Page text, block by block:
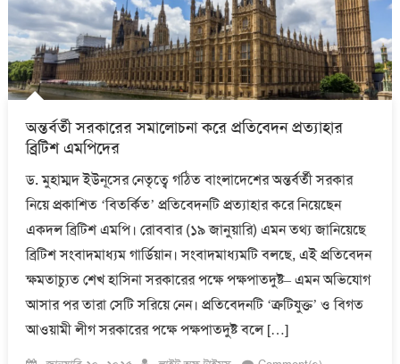
অন্তর্বর্তী সরকারের সমালোচনা করে প্রতিবেদন প্রত্যাহার
ব্রিটিশ এমপিদের
ড. মুহাম্মদ ইউনূসের নেতৃত্বে গঠিত বাংলাদেশের অন্তর্বর্তী সরকার
নিয়ে প্রকাশিত ‘বিতর্কিত’ প্রতিবেদনটি প্রত্যাহার করে নিয়েছেন
একদল ব্রিটিশ এমপি। রোববার (১৯ জানুয়ারি) এমন তথ্য জানিয়েছে
ব্রিটিশ সংবাদমাধ্যম গার্ডিয়ান। সংবাদমাধ্যমটি বলছে, এই প্রতিবেদন
ক্ষমতাচ্যুত শেখ হাসিনা সরকারের পক্ষে পক্ষপাতদুষ্ট– এমন অভিযোগ
আসার পর তারা সেটি সরিয়ে নেন। প্রতিবেদনটি ‘ত্রুটিযুক্ত’ ও বিগত
আওয়ামী লীগ সরকারের পক্ষে পক্ষপাতদুষ্ট বলে […]
Posted
Author